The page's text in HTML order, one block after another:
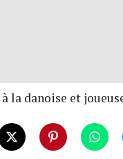
la danoise et